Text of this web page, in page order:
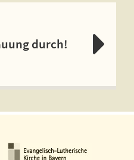
durch!